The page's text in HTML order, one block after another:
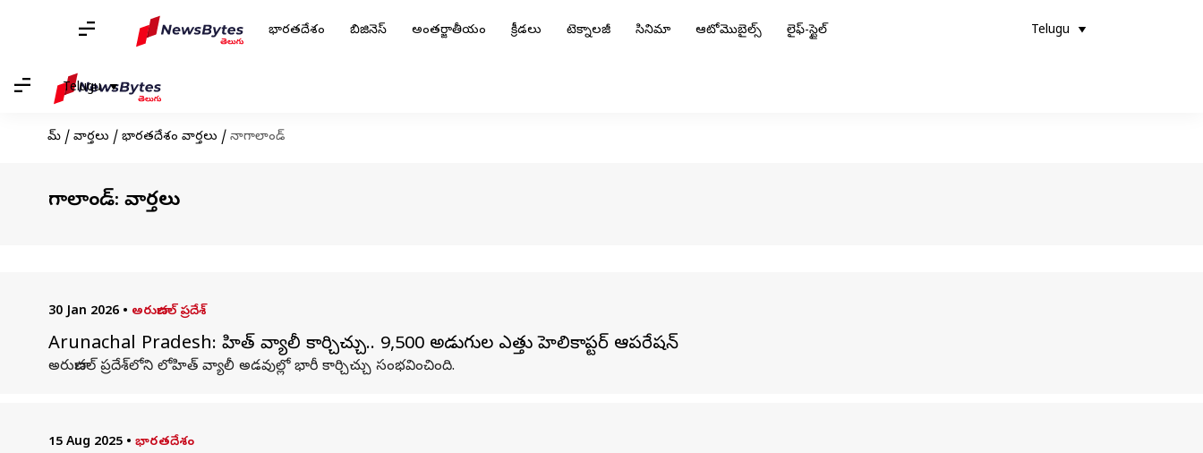
భారతదేశం బిజినెస్ అంతర్జాతీయం క్రీడలు టెక్నాలజీ సినిమా ఆటోమొబైల్స్ లైఫ్-స్టైల్ Telugu
Telugu
హోమ్ / వార్తలు / భారతదేశం వార్తలు / నాగాలాండ్
నాగాలాండ్: వార్తలు
30 Jan 2026 • అరుణాచల్ ప్రదేశ్
Arunachal Pradesh: లోహిత్‌ వ్యాలీలో కార్చిచ్చు.. 9,500 అడుగుల ఎత్తులో హెలికాప్టర్ ఆపరేషన్
అరుణాచల్‌ ప్రదేశ్‌లోని లోహిత్‌ వ్యాలీ అడవుల్లో భారీ కార్చిచ్చు సంభవించింది.
15 Aug 2025 • భారతదేశం